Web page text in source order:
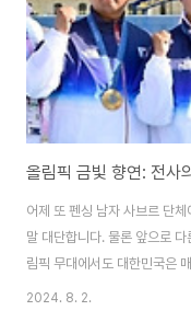
올림픽 금빛 향연: 전사
어제 또 펜싱 남자 사브르 단
말 대단합니다. 물론 앞으로
림픽 무대에서도 대한민국은
궁, 사격, 펜싱 부분에서의 금
2024. 8. 2.